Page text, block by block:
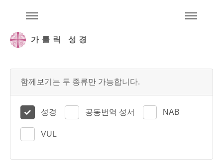
가톨릭 성경
함께보기는 두 종류만 가능합니다.
성경 공동번역 성서 NAB
VUL